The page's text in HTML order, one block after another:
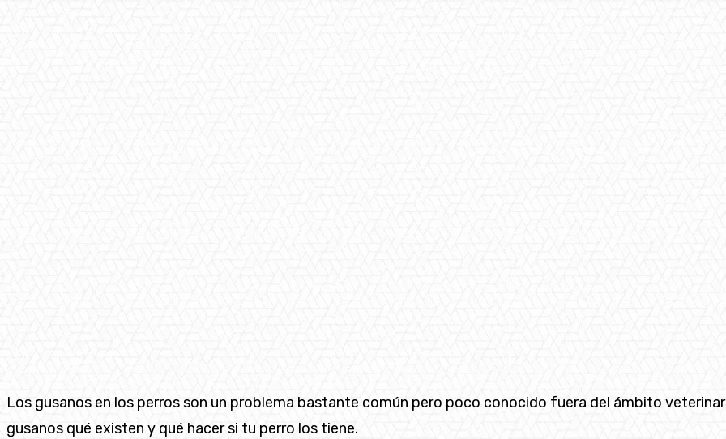
Los gusanos en los perros son un problema bastante común pero poco conocido fuera del ámbito
gusanos qué existen y qué hacer si tu perro los tiene.